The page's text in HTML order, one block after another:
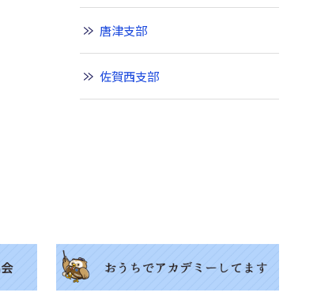
唐津支部
佐賀西支部